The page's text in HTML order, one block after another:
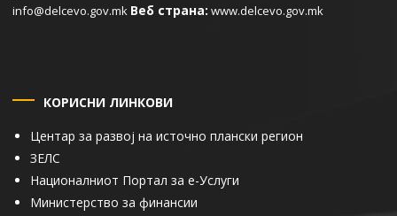
info@delcevo.gov.mk Веб страна: www.delcevo.gov.mk
КОРИСНИ ЛИНКОВИ
Центар за развој на источно плански регион
ЗЕЛС
Националниот Портал за е-Услуги
Министерство за финансии